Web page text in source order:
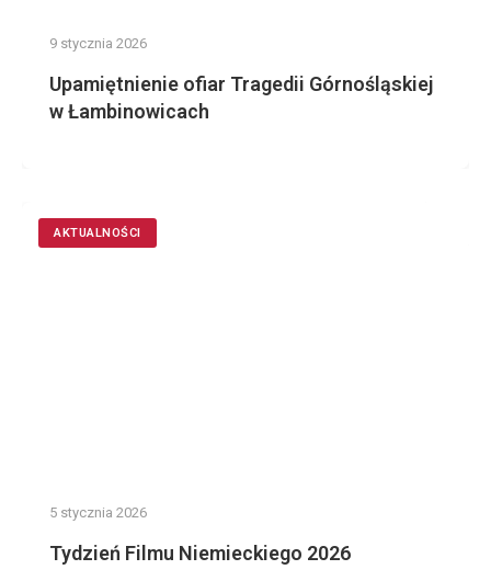
9 stycznia 2026
Upamiętnienie ofiar Tragedii Górnośląskiej
w Łambinowicach
AKTUALNOŚCI
5 stycznia 2026
Tydzień Filmu Niemieckiego 2026